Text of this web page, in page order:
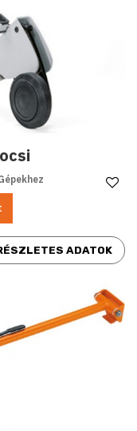
ADATOK